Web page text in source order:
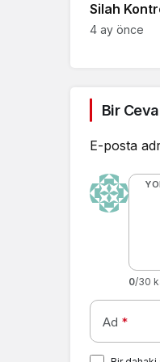
Silah
Yönetimi
4 ay önce
Bir
E-posta
0/30
Ad *